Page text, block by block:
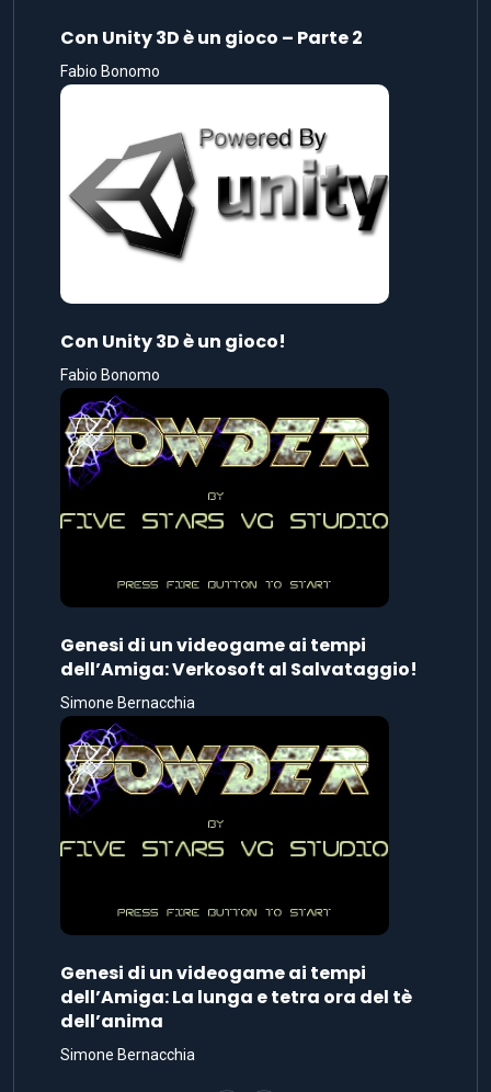
Con Unity 3D è un gioco – Parte 2
Fabio Bonomo
Con Unity 3D è un gioco!
Fabio Bonomo
Genesi di un videogame ai tempi
dell’Amiga: Verkosoft al Salvataggio!
Simone Bernacchia
Genesi di un videogame ai tempi
dell’Amiga: La lunga e tetra ora del tè
dell’anima
Simone Bernacchia